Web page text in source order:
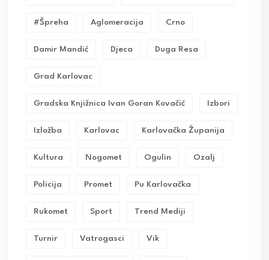
#Špreha Aglomeracija Crno
Damir Mandić Djeca Duga Resa
Grad Karlovac
Gradska Knjižnica Ivan Goran Kovačić Izbori
Izložba Karlovac Karlovačka Županija
Kultura Nogomet Ogulin Ozalj
Policija Promet Pu Karlovačka
Rukomet Sport Trend Mediji
Turnir Vatrogasci Vik